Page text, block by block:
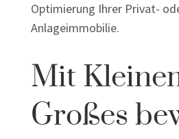
Optimierung Ihrer Privat-
Anlageimmobilie.
Mit
Großes